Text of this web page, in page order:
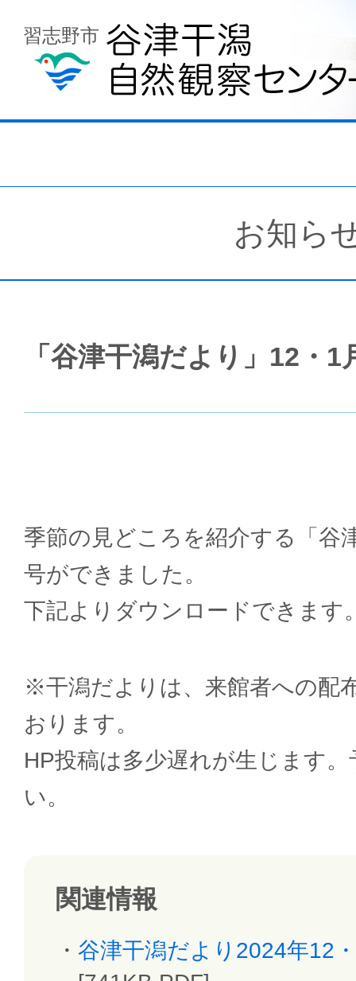
習志野市
お知ら
「谷津干潟だより」12・
季節の見どころを紹介する「谷
号ができました。
下記よりダウンロードできます
※干潟だよりは、来館者への配
おります。
HP投稿は多少遅れが生じます
い。
関連情報
谷津干潟だより2024年12